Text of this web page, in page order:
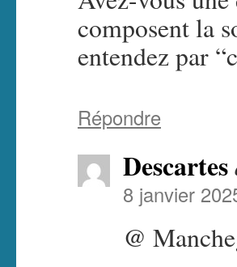
composent la
entendez par
Répondre
Descartes
8 janvier
@